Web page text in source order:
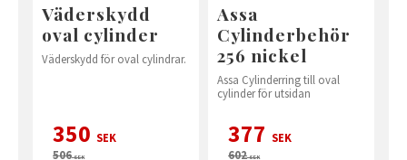
Väderskydd
oval cylinder
Väderskydd för oval cylindrar.
350 SEK
506SEK
Assa
Cylinderbehör
256 nickel
Assa Cylinderring till oval
cylinder för utsidan
377 SEK
602SEK